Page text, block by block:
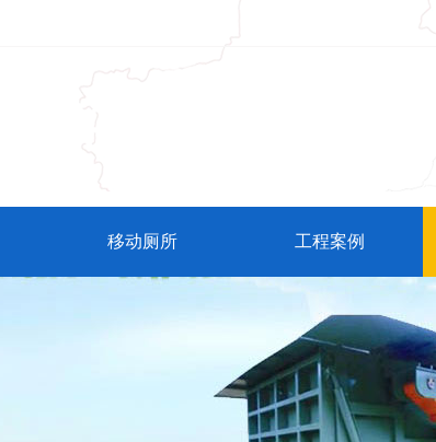
移动厕所 工程案例